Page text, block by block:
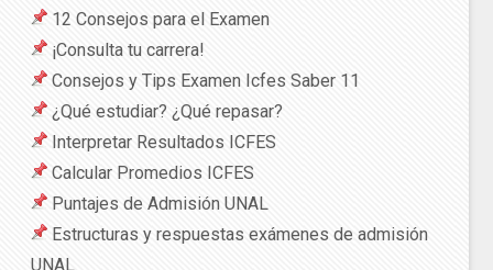
12 Consejos para el Examen
¡Consulta tu carrera!
Consejos y Tips Examen Icfes Saber 11
¿Qué estudiar? ¿Qué repasar?
Interpretar Resultados ICFES
Calcular Promedios ICFES
Puntajes de Admisión UNAL
Estructuras y respuestas exámenes de admisión
UNAL